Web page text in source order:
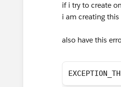
if i try to create
i am creating
also have this